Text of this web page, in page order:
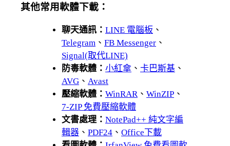
其他常用軟體下載：
聊天通訊： LINE 電腦板 、
Telegram 、 FB Messenger 、
Signal(取代LINE)
防毒軟體： 小紅傘 、 卡巴斯基 、
AVG 、 Avast
壓縮軟體： WinRAR、 WinZIP 、
7-ZIP 免費壓縮軟體
文書處理： NotePad++ 純文字編
輯器 、 PDF24 、 Office下載